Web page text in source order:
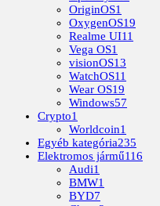
OriginOS1
OxygenOS19
Realme UI11
Vega OS1
visionOS13
WatchOS11
Wear OS19
Windows57
Crypto1
Worldcoin1
Egyéb kategória235
Elektromos jármű116
Audi1
BMW1
BYD7